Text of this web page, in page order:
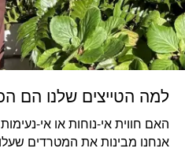
למה הטייצים שלנו הם
האם חווית אי-נוחות או אי-
אנחנו מבינות את המטרדים